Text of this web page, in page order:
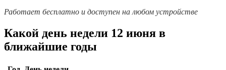
Работает бесплатно и доступен на любом устройстве
Какой день недели 12 июня в
ближайшие годы